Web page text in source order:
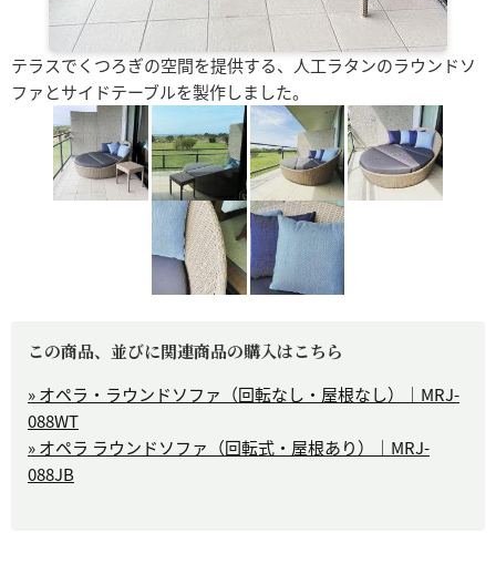
テラスでくつろぎの空間を提供する、人工ラタンのラウンドソ
ファとサイドテーブルを製作しました。
この商品、並びに関連商品の購入はこちら
» オペラ・ラウンドソファ（回転なし・屋根なし）｜MRJ-
088WT
» オペラ ラウンドソファ（回転式・屋根あり）｜MRJ-
088JB